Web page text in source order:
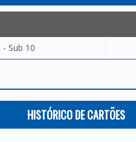
- Sub 10
HISTÓRICO DE CARTÕES